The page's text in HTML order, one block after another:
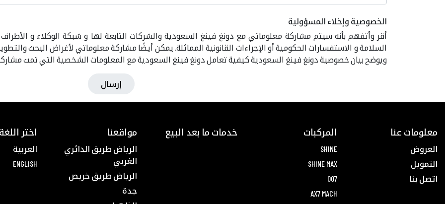
الخصوصية وإخلاء المسؤولية
أقر وأتفهم بأنه سيتم مشاركة معلوماتي مع دونغ فينغ السعودية والشركات التابعة لها و شبكة الوكلاء و
السلامة و الاستفسارات الحكومية أو الإجراءات القانونية المماثلة. يمكن أيضًا مشاركة معلوماتي لأغراض البحث
ويوضح بيان خصوصية دونغ فينغ السعودية كيفية تعامل دونغ فينغ السعودية مع المعلومات الشخصية التي تمت
إرسال
معلومات عنا
العروض
التمويل
اتصل بنا
المركبات
SHINE
SHINE MAX
007
AX7 MACH
خدمات ما بعد البيع مواقعنا
الرياض طريق الدائري
الغربي
الرياض طريق خريص
جدة
اختر اللغة
العربية
ENGLISH